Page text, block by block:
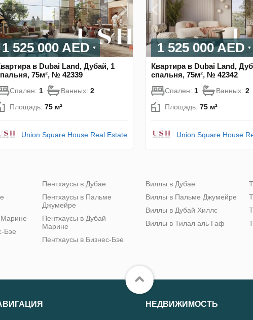
1 525 000 AED
в Dubai Land, Дубай, 1
75м², № 42339
Спален: 1 Ванных: 2
Площадь: 75 м²
Union Square House Real Estate
1 525 000 AED
Квартира в Dubai Land,
спальня, 75м², № 42342
Спален: 1 Ванных: 2
Площадь: 75 м²
Union Square House
Марине
Бэе
Пентхаусы в Дубае
Пентхаусы в Пальме
Джумейре
Пентхаусы в Дубай
Марине
Пентхаусы в Бизнес-Бэе
Виллы в Дубае
Виллы в Пальме Джумейре
Виллы в Дубай Хиллс
Виллы в Тилал аль Гаф
НЕДВИЖИМОСТЬ